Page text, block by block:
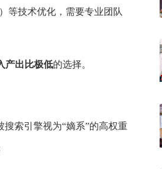
等技术优化，需要专业团队
产出比极低的选择。
索引擎视为“嫡系”的高权重